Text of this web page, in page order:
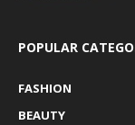
POPULAR
FASHION
BEAUTY